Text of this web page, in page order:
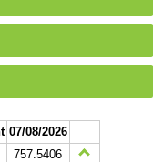
07/08/2026
757.5406